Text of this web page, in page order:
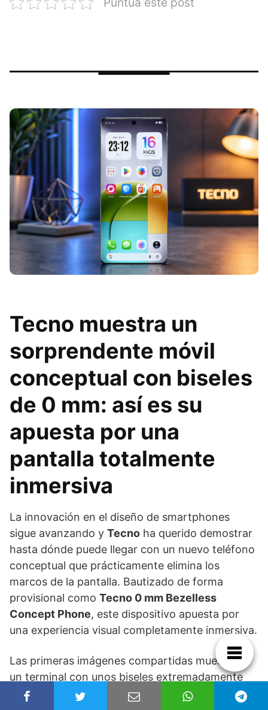
Tecno muestra un
sorprendente móvil
conceptual con biseles
de 0 mm: así es su
apuesta por una
pantalla totalmente
inmersiva
La innovación en el diseño de smartphones
sigue avanzando y Tecno ha querido demostrar
hasta dónde puede llegar con un nuevo teléfono
conceptual que prácticamente elimina los
marcos de la pantalla. Bautizado de forma
provisional como Tecno 0 mm Bezelless
Concept Phone, este dispositivo apuesta por
una experiencia visual completamente inmersiva.
Las primeras imágenes compartidas muestran
un terminal con unos biseles extremadamente
reducidos que podrían marcar el camino para los